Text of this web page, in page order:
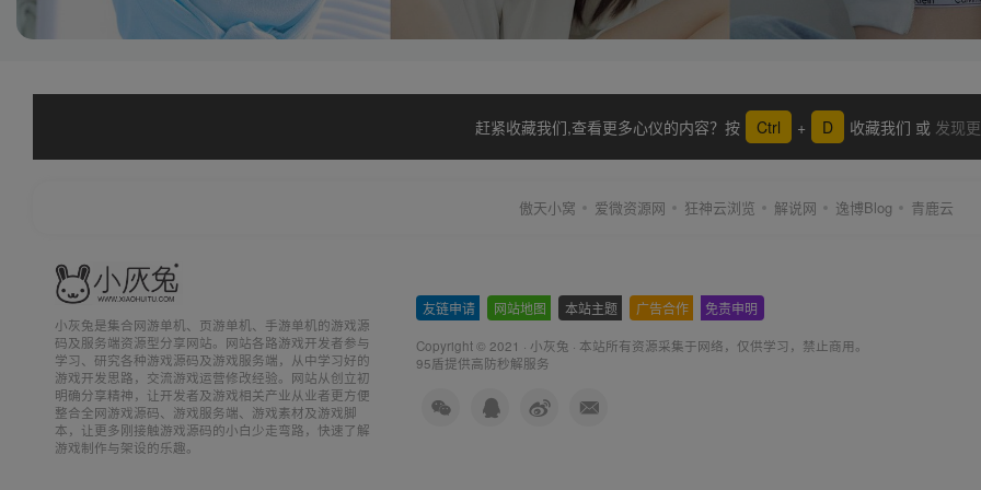
赶紧收藏我们,查看更多心仪的内容？按 Ctrl + D 收藏我们 或 发现
傲天小窝 爱微资源网 狂神云浏览 解说网 逸博Blog 青鹿云
小灰兔是集合网游单机、页游单机、手游单机的游戏源
码及服务端资源型分享网站。网站各路游戏开发者参与
学习、研究各种游戏源码及游戏服务端，从中学习好的
游戏开发思路，交流游戏运营修改经验。网站从创立初
明确分享精神，让开发者及游戏相关产业从业者更方便
整合全网游戏源码、游戏服务端、游戏素材及游戏脚
本，让更多刚接触游戏源码的小白少走弯路，快速了解
游戏制作与架设的乐趣。
友链申请 网站地图 本站主题 广告合作 免责申明
Copyright © 2021 · 小灰兔 · 本站所有资源采集于网络，仅供学习，禁止商用。
95盾提供高防秒解服务